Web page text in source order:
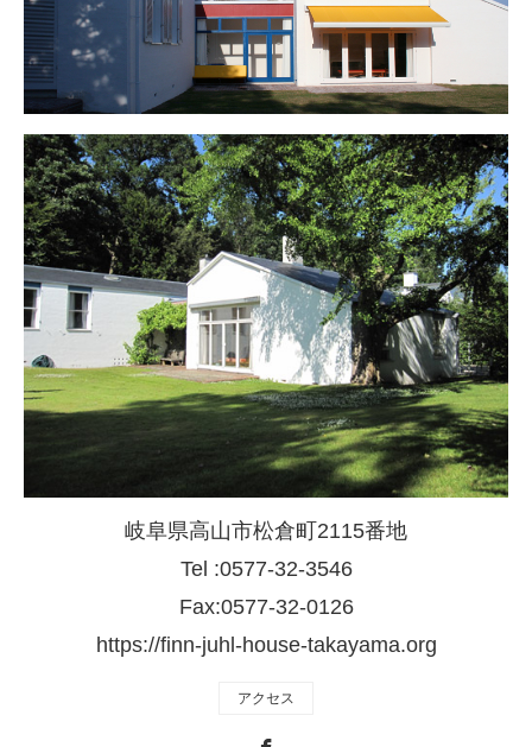
岐阜県高山市松倉町2115番地
Tel :0577-32-3546
Fax:0577-32-0126
https://finn-juhl-house-takayama.org
アクセス